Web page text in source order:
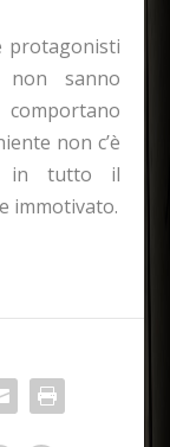
protagonisti
non sanno
non c’è
in tutto il
immotivato.